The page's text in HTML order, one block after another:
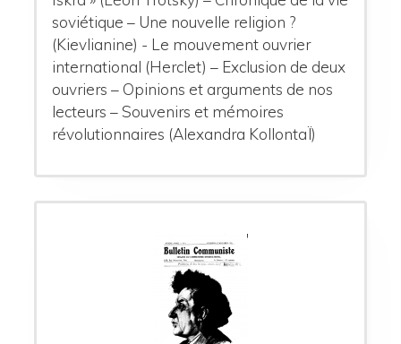
soviétique – Une nouvelle religion ?
(Kievlianine) - Le mouvement ouvrier
international (Herclet) – Exclusion de deux
ouvriers – Opinions et arguments de nos
lecteurs – Souvenirs et mémoires
révolutionnaires (Alexandra KollontaÏ)